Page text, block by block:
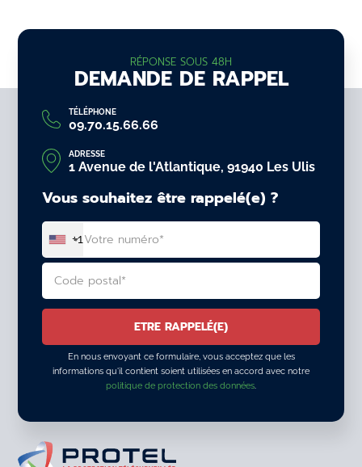
RÉPONSE SOUS 48H
DEMANDE DE RAPPEL
TÉLÉPHONE
09.70.15.66.66
ADRESSE
1 Avenue de l'Atlantique, 91940 Les Ulis
Vous souhaitez être rappelé(e) ?
+1
En nous envoyant ce formulaire, vous acceptez que les
informations qu'il contient soient utilisées en accord avec notre
politique de protection des données.